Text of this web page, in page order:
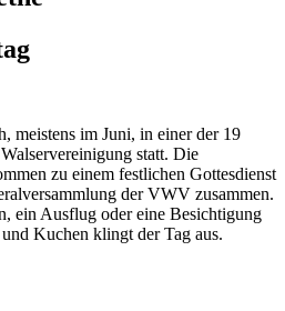
meistens im Juni, in einer der 19
statt. Die
zu einem festlichen Gottesdienst
der VWV zusammen.
ein Ausflug oder eine Besichtigung
Kuchen klingt der Tag aus.